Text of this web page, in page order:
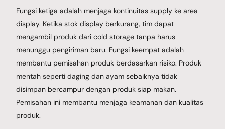
Fungsi ketiga adalah menjaga kontinuitas supply ke area
display. Ketika stok display berkurang, tim dapat
mengambil produk dari cold storage tanpa harus
menunggu pengiriman baru. Fungsi keempat adalah
membantu pemisahan produk berdasarkan risiko. Produk
mentah seperti daging dan ayam sebaiknya tidak
disimpan bercampur dengan produk siap makan.
Pemisahan ini membantu menjaga keamanan dan kualitas
produk.